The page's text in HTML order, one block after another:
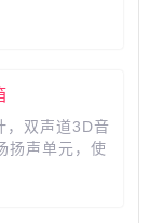
双声道3D音
扬声单元，使
换，是音乐